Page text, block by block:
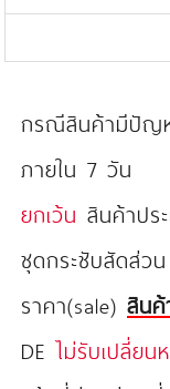
กรณีสินค้ามีปัญ
ภายใน 7 วัน
ยกเว้น สินค้าปร
ชุดกระชับสัดส่ว
ราคา(sale) สินค้
DE ไม่รับเปลี่ยน